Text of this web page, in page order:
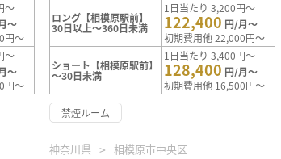
～
～
円～
～
～
円～
ロング【相模原駅前】
30日以上～360日未満
1日当たり 3,200円～
122,400 円/月～
初期費用他 22,000円～
ショート【相模原駅前】
～30日未満
1日当たり 3,400円～
128,400 円/月～
初期費用他 16,500円～
禁煙ルーム
神奈川県 相模原市中央区